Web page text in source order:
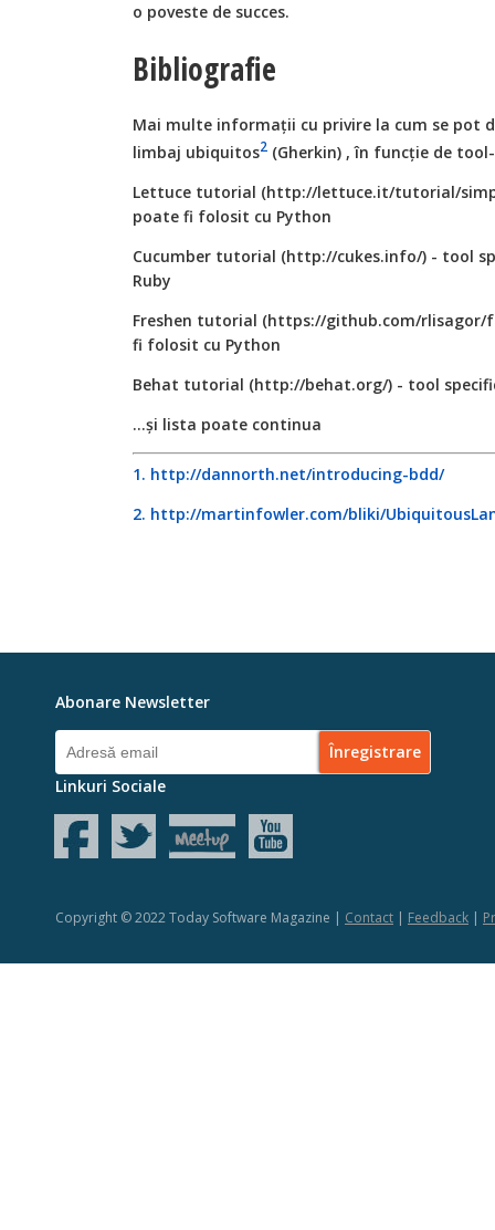
o poveste de succes.
Bibliografie
Mai multe informații cu privire la cum se pot
limbaj ubiquitos2 (Gherkin) , în funcție de
Lettuce tutorial (http://lettuce.it/tutorial/
poate fi folosit cu Python
Cucumber tutorial (http://cukes.info/) - tool
Ruby
Freshen tutorial (https://github.com/rlisagor/
fi folosit cu Python
Behat tutorial (http://behat.org/) - tool
...și lista poate continua
1. http://dannorth.net/introducing-bdd/
2. http://martinfowler.com/bliki/
Abonare Newsletter
Linkuri Sociale
Copyright © 2022 Today Software Magazine | Contact | Feedback |